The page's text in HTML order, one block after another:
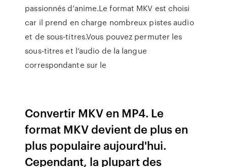
passionnés d’anime.Le format MKV est choisi
car il prend en charge nombreux pistes audio
et de sous-titres.Vous pouvez permuter les
sous-titres et l’audio de la langue
correspondante sur le
Convertir MKV en MP4. Le
format MKV devient de plus en
plus populaire aujourd'hui.
Cependant, la plupart des